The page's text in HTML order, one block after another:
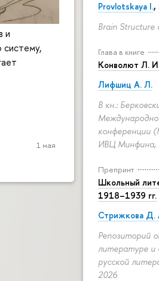
Provlotskaya I.,
Brain Structure
Глава в книге
Конволют Л.
Лифшиц А. Л.
В кн.:
конференции
ИВЦ Минфина,
Препринт
Школьный
1918–1939 гг.
Стрижкова Д.
Репозиторий
литературе и
русской
2026
и
систему,
1 мая